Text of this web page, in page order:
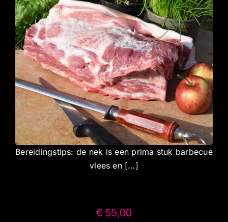
Bereidingstips: de nek is een prima stuk barbecue
vlees en […]
€55,00